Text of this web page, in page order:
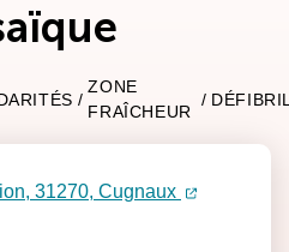
/
ZONE
FRAÎCHEUR
/
31270, Cugnaux (ouverture
(ouverture